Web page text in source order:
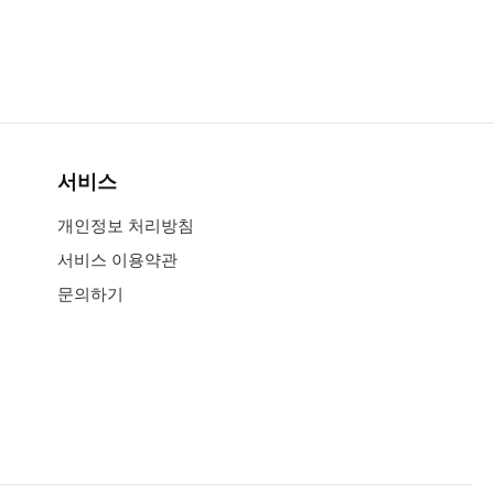
서비스
개인정보 처리방침
서비스 이용약관
문의하기